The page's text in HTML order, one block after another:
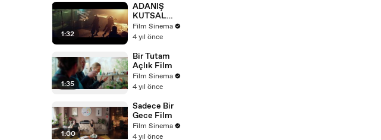
1:32
ADANIŞ
KUTSAL
KAVGA Film
Film Sinema
4 yıl önce
1:35
Bir Tutam
Açlık Film
Film Sinema
4 yıl önce
1:00
Sadece Bir
Gece Film
Film Sinema
4 yıl önce